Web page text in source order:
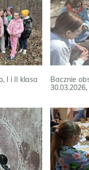
I i II klasa
Bacznie